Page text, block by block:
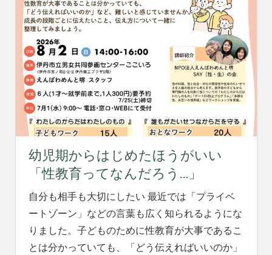
幼児期からはじめたほうがいい
「性教育ってなんだろう…」
自分も相手も大切にしたい 最近では「プライベ
ートゾーン」などの言葉も広く知られるようにな
りました。子どものために性教育が大事であるこ
とは分かっていても、「どう伝えればいいのか」